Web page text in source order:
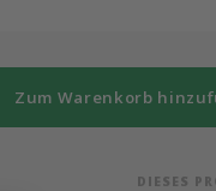
Zum Warenkorb
DIESES